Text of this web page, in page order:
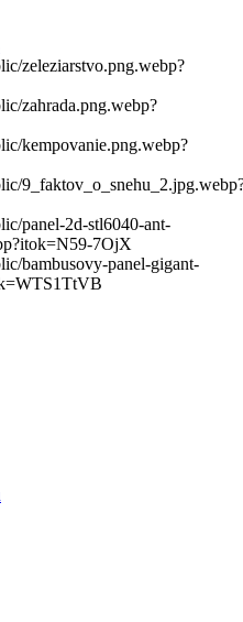
zeleziarstvo.png.webp?
zahrada.png.webp?
kempovanie.png.webp?
panel-2d-stl6040-ant-
7OjX
bambusovy-panel-gigant-